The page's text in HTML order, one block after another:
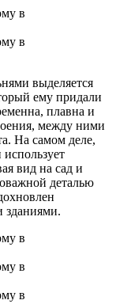
выделяется
ему придали
плавна и
между ними
На самом деле,
вид на сад и
деталью
зданиями.